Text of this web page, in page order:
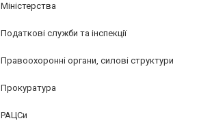
Міністерства
Податкові служби та інспекції
Правоохоронні органи, силові структури
Прокуратура
РАЦСи